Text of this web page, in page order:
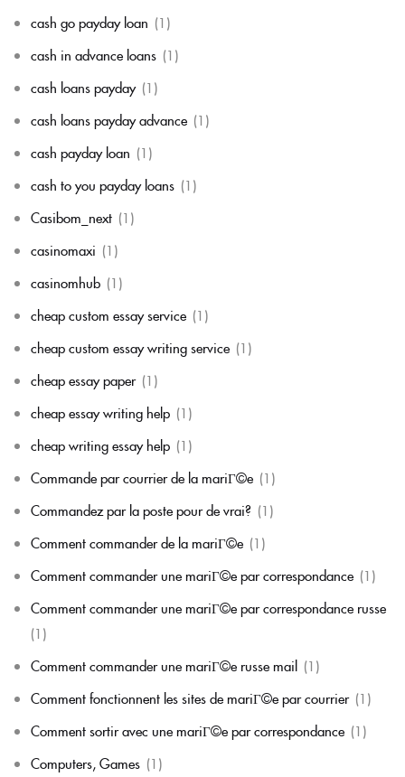
cash go payday loan (1)
cash in advance loans (1)
cash loans payday (1)
cash loans payday advance (1)
cash payday loan (1)
cash to you payday loans (1)
Casibom_next (1)
casinomaxi (1)
casinomhub (1)
cheap custom essay service (1)
cheap custom essay writing service (1)
cheap essay paper (1)
cheap essay writing help (1)
cheap writing essay help (1)
Commande par courrier de la mariГ©e (1)
Commandez par la poste pour de vrai? (1)
Comment commander de la mariГ©e (1)
Comment commander une mariГ©e par correspondance (1)
Comment commander une mariГ©e par correspondance russe
(1)
Comment commander une mariГ©e russe mail (1)
Comment fonctionnent les sites de mariГ©e par courrier (1)
Comment sortir avec une mariГ©e par correspondance (1)
Computers, Games (1)